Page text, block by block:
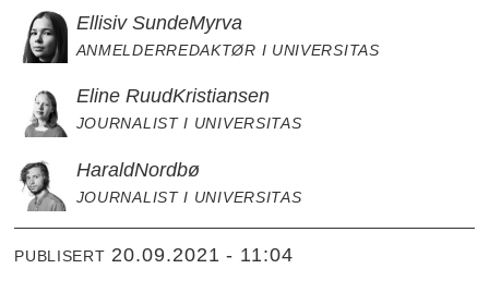
Ellisiv SundeMyrva
ANMELDERREDAKTØR I UNIVERSITAS
Eline RuudKristiansen
JOURNALIST I UNIVERSITAS
HaraldNordbø
JOURNALIST I UNIVERSITAS
PUBLISERT 20.09.2021 - 11:04